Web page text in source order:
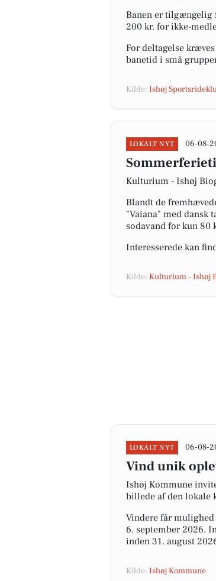
Banen er tilgængelig
200 kr. for ikke-
For deltagelse
banetid i små
Kilde: Ishøj
LOKALT NYT 06-08-
Kulturium - Ishøj
Blandt de
"Vaiana" med
sodavand for kun 80
Interesserede kan
Kilde: Kulturium - Ishøj
LOKALT NYT 06-08-
Vind unik
Ishøj Kommune
billede af den lokale
Vindere får
6. september 2026.
inden 31. august
Kilde: Ishøj Kommune